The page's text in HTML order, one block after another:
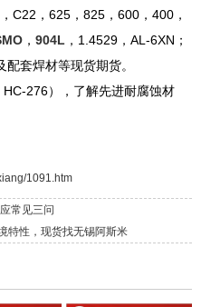
，C22，625，825，600，400，
， 904L ，1.4529，AL-6XN；
套焊材等现货期货。
HC-276），了解先进耐腐蚀材
1091.htm
常见三问
特性，现货找无锡阿斯米